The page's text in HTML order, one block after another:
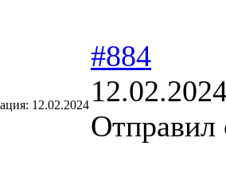
12.02.2024
#884
Отправил